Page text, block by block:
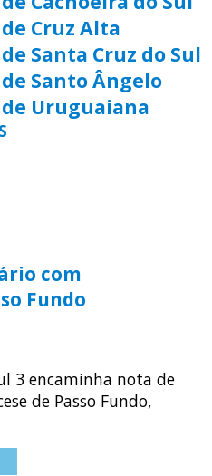
Cruz Alta
Santa Cruz do Sul
Santo Ângelo
de Uruguaiana
com
Fundo
3 encaminha nota de
de Passo Fundo,